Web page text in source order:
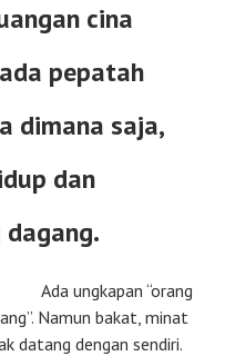
cina
pepatah
dimana saja,
dan
Ada ungkapan “orang
Namun bakat, minat
datang dengan sendiri.